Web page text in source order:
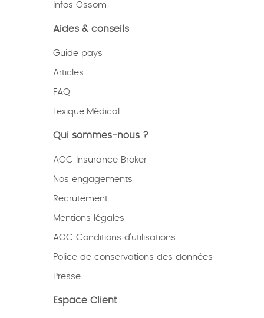
Infos Ossom
Aides & conseils
Guide pays
Articles
FAQ
Lexique Médical
Qui sommes-nous ?
AOC Insurance Broker
Nos engagements
Recrutement
Mentions légales
AOC Conditions d’utilisations
Police de conservations des données
Presse
Espace Client